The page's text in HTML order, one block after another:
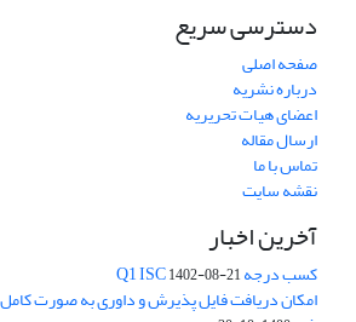
دسترسی سریع
صفحه اصلی
درباره نشریه
اعضای هیات تحریریه
ارسال مقاله
تماس با ما
نقشه سایت
آخرین اخبار
کسب درجه Q1 ISC1402-08-21
امکان دریافت فایل پذیرش و داوری به صورت